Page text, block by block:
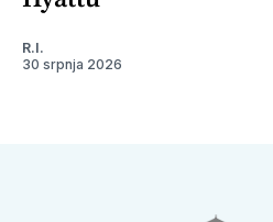
R.I.
30 srpnja 2026